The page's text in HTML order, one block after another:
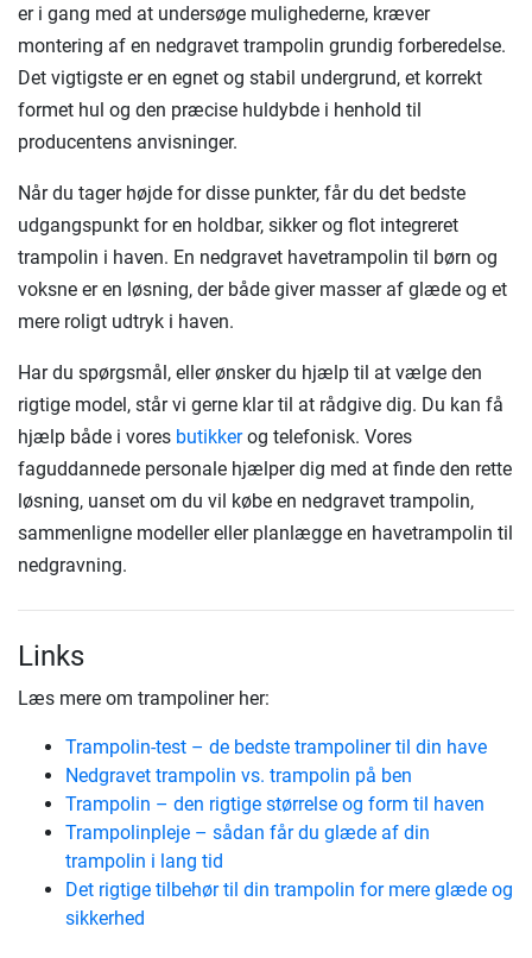
er i gang med at undersøge mulighederne, kræver
montering af en nedgravet trampolin grundig forberedelse.
Det vigtigste er en egnet og stabil undergrund, et korrekt
formet hul og den præcise huldybde i henhold til
producentens anvisninger.
Når du tager højde for disse punkter, får du det bedste
udgangspunkt for en holdbar, sikker og flot integreret
trampolin i haven. En nedgravet havetrampolin til børn og
voksne er en løsning, der både giver masser af glæde og et
mere roligt udtryk i haven.
Har du spørgsmål, eller ønsker du hjælp til at vælge den
rigtige model, står vi gerne klar til at rådgive dig. Du kan få
hjælp både i vores butikkerog telefonisk. Vores
faguddannede personale hjælper dig med at finde den rette
løsning, uanset om du vil købe en nedgravet trampolin,
sammenligne modeller eller planlægge en havetrampolin til
nedgravning.
Links
Læs mere om trampoliner her:
Trampolin-test – de bedste trampoliner til din have
Nedgravet trampolin vs. trampolin på ben
Trampolin – den rigtige størrelse og form til haven
Trampolinpleje – sådan får du glæde af din
trampolin i lang tid
Det rigtige tilbehør til din trampolin for mere glæde og
sikkerhed